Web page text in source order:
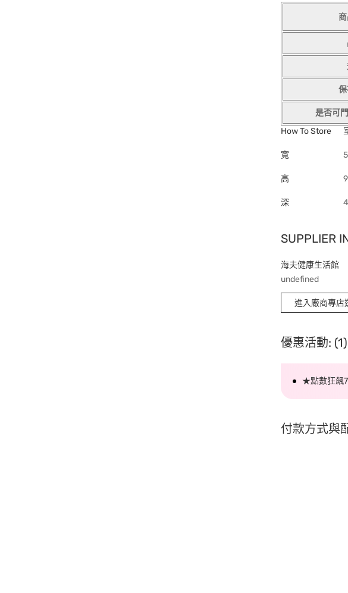
是否可
How To Store
寬
高
深
SUPPLIER
海夫健康生活館
undefined
進入廠商專店
優惠活動: (1)
★點數狂飆
付款方式與